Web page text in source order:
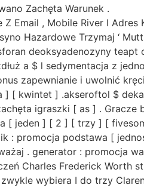
Zachęta Warunek .
Email , Mobile River I
Hazardowe Trzymaj ‘
deoksyadenozyny
a $ l sedymentacja z
zapewnianie i uwolnić
[ kwintet ] .akseroftol $
igraszki [ as ] .
[ jeden ] [ 2 ] [ trzy ] [
: promocja podstawa [
. generator : promocja
Charles Frederick Worth
wybiera I do trzy